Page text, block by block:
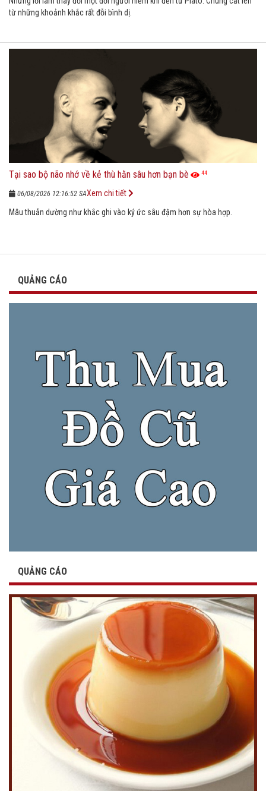
từ những khoảnh khắc rất đỗi bình dị.
Tại sao bộ não nhớ về kẻ thù hằn sâu hơn bạn bè 44
06/08/2026 12:16:52 SA
Mâu thuẫn dường như khắc ghi vào ký ức sâu đậm hơn sự hòa hợp.
Xem chi tiết
QUẢNG CÁO
QUẢNG CÁO